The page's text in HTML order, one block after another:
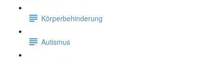
Körperbehinderung
Autismus